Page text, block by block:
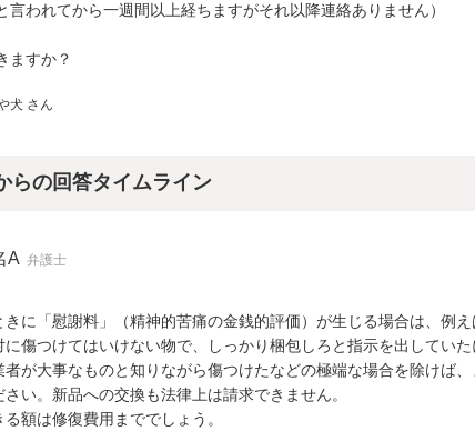
言われてから一週間以上経ちますがそれ以降連絡ありません）
ますか？
犬 さん
らの回答タイムライン
A 弁護士
きに「慰謝料」（精神的苦痛の金銭的評価）が生じる場合は、例
に傷つけてはいけない物で、しっかり梱包しろと指示を出していた
者が大事なものと知りながら傷つけたなどの極端な場合を除けば
い。新品への交換も法律上は請求できません。
額は修復費用まででしょう。